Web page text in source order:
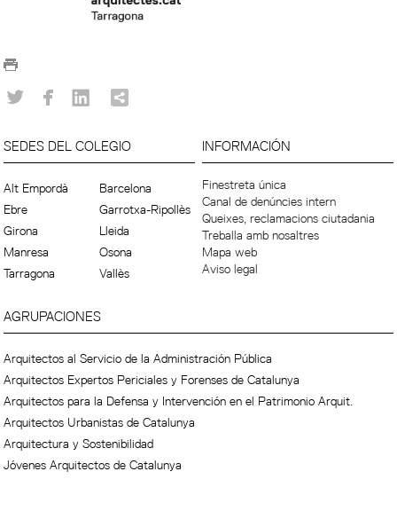
SEDES DEL COLEGIO
Alt Empordà
Barcelona
Ebre
Garrotxa-Ripollès
Girona
Lleida
Manresa
Osona
Tarragona
Vallès
INFORMACIÓN
Finestreta única
Canal de denúncies intern
Queixes, reclamacions ciutadania
Treballa amb nosaltres
Mapa web
Aviso legal
AGRUPACIONES
Arquitectos al Servicio de la Administración Pública
Arquitectos Expertos Periciales y Forenses de Catalunya
Arquitectos para la Defensa y Intervención en el Patrimonio Arquit.
Arquitectos Urbanistas de Catalunya
Arquitectura y Sostenibilidad
Jóvenes Arquitectos de Catalunya